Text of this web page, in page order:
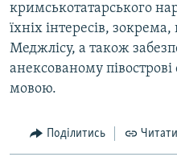
кримськотатарського
їхніх інтересів, зокрема,
Меджлісу, а також
анексованому
мовою.
Поділитись